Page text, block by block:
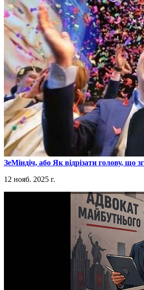
​ЗеМіндіч, або Як відрізати голову, що
12 нояб. 2025 г.